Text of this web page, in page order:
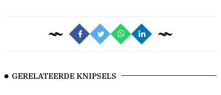
GERELATEERDE KNIPSELS